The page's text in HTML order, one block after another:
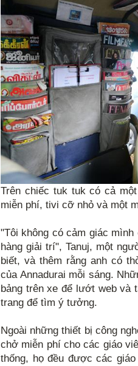
Trên chiếc tuk tuk có cả
miễn phí, tivi cỡ nhỏ và một
"Tôi không có cảm giác
hàng giải trí", Tanuj, một
biết, và thêm rằng anh có
của Annadurai mỗi sáng.
bảng trên xe để lướt web và
trang để tìm ý tưởng.
Ngoài những thiết bị công
chở miễn phí cho các giáo
thống, họ đều được các